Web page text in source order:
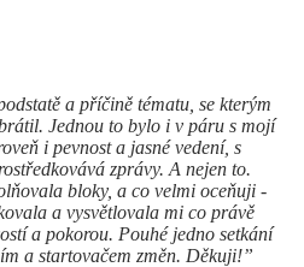
a příčině tématu, se kterým
Jednou to bylo i v páru s mojí
i pevnost a jasné vedení, s
zprávy. A nejen to.
bloky, a co velmi oceňuji -
a vysvětlovala mi co právě
a pokorou. Pouhé jedno setkání
a startovačem změn. Děkuji!”